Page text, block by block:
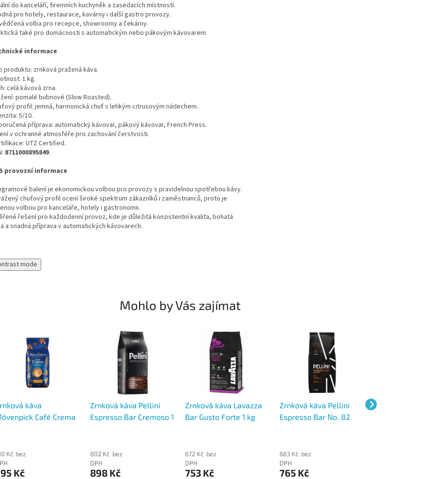
do kanceláří, firemních kuchyněk a zasedacích místností.
pro hotely, restaurace, kavárny i další gastro provozy.
volba pro recepce, showroomy a čekárny.
také pro domácnosti s automatickým nebo pákovým kávovarem.
informace
produktu: zrnková pražená káva.
1 kg.
celá kávová zrna.
pomalé bubnové (Slow Roasted).
profil: jemná, harmonická chuť s lehkým citrusovým nádechem.
5/10.
příprava: automatický kávovar, pákový kávovar, French Press.
v ochranné atmosféře pro zachování čerstvosti.
UTZ Certified.
8711000895849.
provozní informace
balení je ekonomickou volbou pro provozy s pravidelnou spotřebou kávy.
chuťový profil ocení široké spektrum zákazníků i zaměstnanců, proto je
volbou pro kanceláře, hotely i gastronomii.
řešení pro každodenní provoz, kde je důležitá konzistentní kvalita, bohatá
a snadná příprava v automatických kávovarech.
mode
Mohlo by Vás zajímat
káva
Café Crema
Kč bez
Kč
Zrnková káva Pellini
Espresso Bar Cremoso 1
802 Kč bez
DPH
898 Kč
Zrnková káva Lavazza
Bar Gusto Forte 1 kg
672 Kč bez
DPH
753 Kč
Zrnková káva Pellini
Espresso Bar No. 82
683 Kč bez
DPH
765 Kč
Zrnková káva